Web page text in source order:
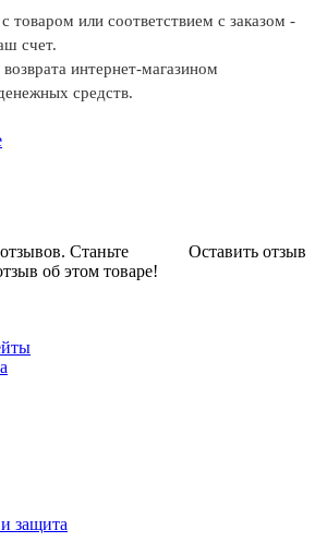
товаром или соответствием с заказом -
счет.
интернет-магазином
средств.
Оставить отзыв
Станьте
об этом товаре!
защита